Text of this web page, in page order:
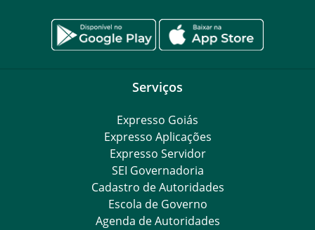
Serviços
Expresso Goiás
Expresso Aplicações
Expresso Servidor
SEI Governadoria
Cadastro de Autoridades
Escola de Governo
Agenda de Autoridades